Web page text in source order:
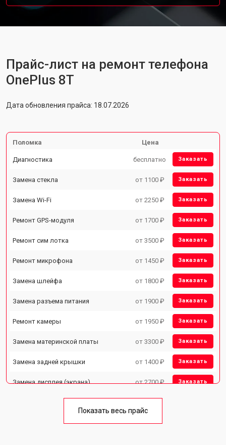
Прайс-лист на ремонт телефона
OnePlus 8T
Дата обновления прайса: 18.07.2026
Поломка Цена
Диагностика бесплатно Заказать
Замена стекла от 1100 ₽ Заказать
Замена Wi-Fi от 2250 ₽ Заказать
Ремонт GPS-модуля от 1700 ₽ Заказать
Ремонт сим лотка от 3500 ₽ Заказать
Ремонт микрофона от 1450 ₽ Заказать
Замена шлейфа от 1800 ₽ Заказать
Замена разъема питания от 1900 ₽ Заказать
Ремонт камеры от 1950 ₽ Заказать
Замена материнской платы от 3300 ₽ Заказать
Замена задней крышки от 1400 ₽ Заказать
Замена дисплея (экрана) от 2700 ₽ Заказать
Замена кнопки включения от 1750 ₽
Показать весь прайс